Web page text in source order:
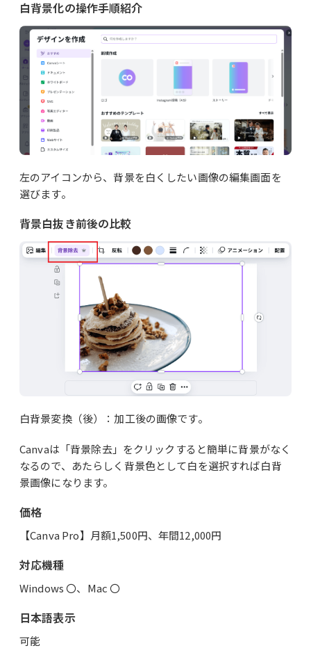
白背景化の操作手順紹介
左のアイコンから、背景を白くしたい画像の編集画面を
選びます。
背景白抜き前後の比較
白背景変換（後）：加工後の画像です。
Canvaは「背景除去」をクリックすると簡単に背景がなく
なるので、あたらしく背景色として白を選択すれば白背
景画像になります。
価格
【Canva Pro】月額1,500円、年間12,000円
対応機種
Windows 〇、Mac 〇
日本語表示
可能